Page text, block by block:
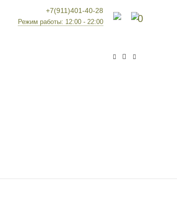
+7(911)401-40-28
Режим работы: 12:00 - 22:00 0